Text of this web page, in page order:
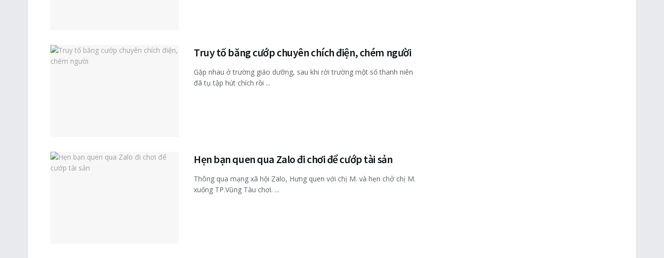
Truy tố băng cướp chuyên chích điện, chém người
Gặp nhau ở trường giáo dưỡng, sau khi rời trường một số thanh niên
đã tụ tập hút chích rồi ...
Hẹn bạn quen qua Zalo đi chơi để cướp tài sản
Thông qua mạng xã hội Zalo, Hưng quen với chị M. và hẹn chở chị M.
xuống TP.Vũng Tàu chơi. ...